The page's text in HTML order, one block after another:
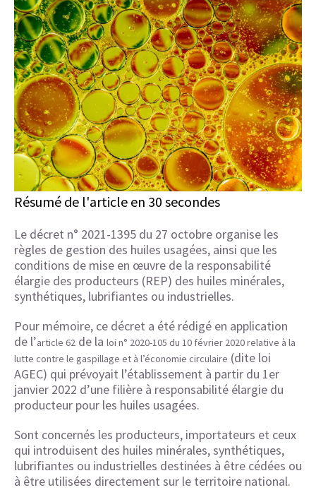
Résumé de l'article en 30 secondes
Le décret n° 2021-1395 du 27 octobre organise les
règles de gestion des huiles usagées, ainsi que les
conditions de mise en œuvre de la responsabilité
élargie des producteurs (REP) des huiles minérales,
synthétiques, lubrifiantes ou industrielles.
Pour mémoire, ce décret a été rédigé en application
de l’article 62 de la loi n° 2020-105 du 10 février 2020 relative à la
lutte contre le gaspillage et à l’économie circulaire (dite loi
AGEC) qui prévoyait l’établissement à partir du 1er
janvier 2022 d’une filière à responsabilité élargie du
producteur pour les huiles usagées.
Sont concernés les producteurs, importateurs et ceux
qui introduisent des huiles minérales, synthétiques,
lubrifiantes ou industrielles destinées à être cédées ou
à être utilisées directement sur le territoire national.